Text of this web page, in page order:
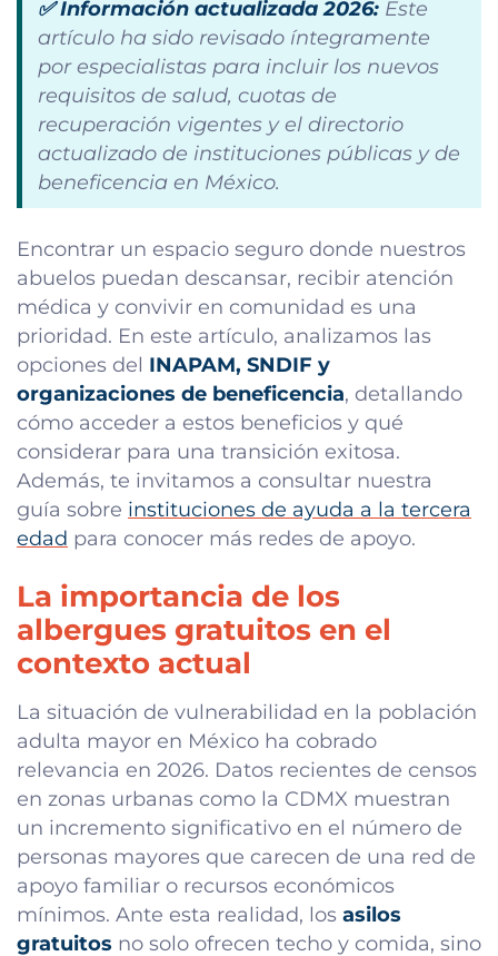
✅ Información actualizada 2026: Este
artículo ha sido revisado íntegramente
por especialistas para incluir los nuevos
requisitos de salud, cuotas de
recuperación vigentes y el directorio
actualizado de instituciones públicas y de
beneficencia en México.
Encontrar un espacio seguro donde nuestros
abuelos puedan descansar, recibir atención
médica y convivir en comunidad es una
prioridad. En este artículo, analizamos las
opciones del INAPAM, SNDIF y
organizaciones de beneficencia, detallando
cómo acceder a estos beneficios y qué
considerar para una transición exitosa.
Además, te invitamos a consultar nuestra
guía sobre instituciones de ayuda a la tercera
edad para conocer más redes de apoyo.
La importancia de los
albergues gratuitos en el
contexto actual
La situación de vulnerabilidad en la población
adulta mayor en México ha cobrado
relevancia en 2026. Datos recientes de censos
en zonas urbanas como la CDMX muestran
un incremento significativo en el número de
personas mayores que carecen de una red de
apoyo familiar o recursos económicos
mínimos. Ante esta realidad, los asilos
gratuitos no solo ofrecen techo y comida, sino